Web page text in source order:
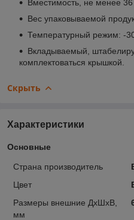
Вместимость, не менее
Вес упаковываемой
Температурный режим: -
Вкладываемый,
комплектоваться крышкой.
Скрыть
Характеристики
Основные
Страна производитель
Цвет
Размеры внешние ДхШхВ,
мм